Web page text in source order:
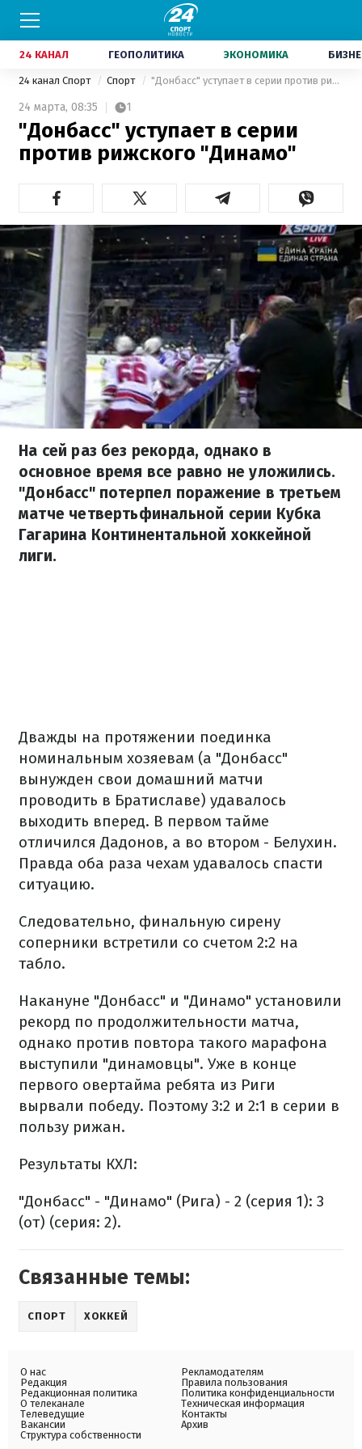
24 КАНАЛ ГЕОПОЛИТИКА ЭКОНОМИКА
24 канал Спорт Спорт "Донбасс" уступает в серии против рижского "​​Динамо"
24 марта, 08:35 1
"Донбасс" уступает в серии
против рижского "​​Динамо"
На сей раз без рекорда, однако в
основное время все равно не уложились.
"Донбасс" потерпел поражение в третьем
матче четвертьфинальной серии Кубка
Гагарина Континентальной хоккейной
лиги.
Дважды на протяжении поединка
номинальным хозяевам (а "Донбасс"
вынужден свои домашний матчи
проводить в Братиславе) удавалось
выходить вперед. В первом тайме
отличился Дадонов, а во втором - Белухин.
Правда оба раза чехам удавалось спасти
ситуацию.
Следовательно, финальную сирену
соперники встретили со счетом 2:2 на
табло.
Накануне "Донбасс" и "Динамо" установили
рекорд по продолжительности матча,
однако против повтора такого марафона
выступили "динамовцы". Уже в конце
первого овертайма ребята из Риги
вырвали победу. Поэтому 3:2 и 2:1 в серии в
пользу рижан.
Результаты КХЛ:
"Донбасс" - "Динамо" (Рига) - 2 (серия 1): 3
(от) (серия: 2).
Связанные темы:
СПОРТ ХОККЕЙ
О нас
Редакция
Редакционная политика
О телеканале
Телеведущие
Вакансии
Структура собственности
Рекламодателям
Правила пользования
Политика конфиденциальности
Техническая информация
Контакты
Архив